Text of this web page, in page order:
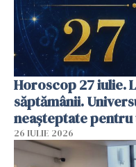
Horoscop 27 iulie.
săptămânii.
neașteptate
26 IULIE 2026